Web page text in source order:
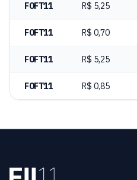
FOFT11 R$ 5,25
FOFT11 R$ 0,70
FOFT11 R$ 5,25
FOFT11 R$ 0,85